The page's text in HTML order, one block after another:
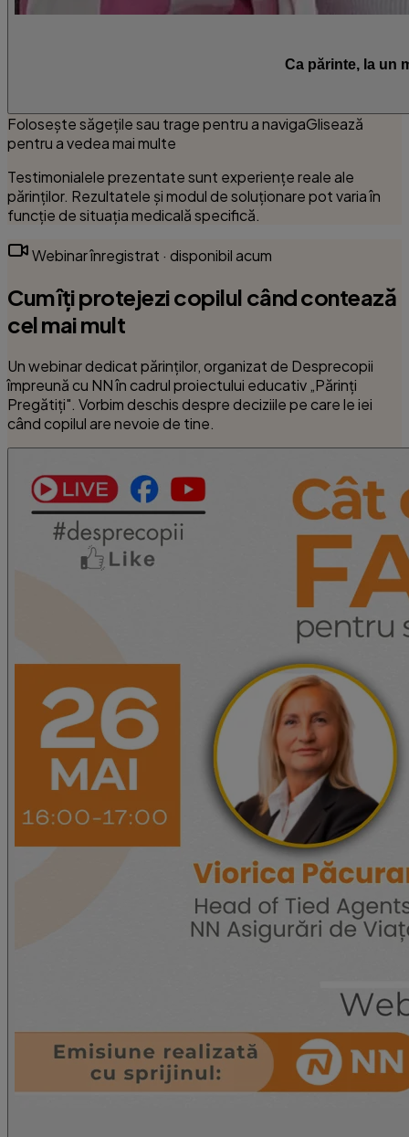
Ca părinte, la un
Folosește săgețile sau trage pentru a navigaGlisează
pentru a vedea mai multe
Testimonialele prezentate sunt experiențe reale ale
părinților. Rezultatele și modul de soluționare pot varia în
funcție de situația medicală specifică.
Webinar înregistrat · disponibil acum
Cum îți protejezi copilul când contează
cel mai mult
Un webinar dedicat părinților, organizat de Desprecopii
împreună cu NN în cadrul proiectului educativ „Părinți
Pregătiți". Vorbim deschis despre deciziile pe care le iei
când copilul are nevoie de tine.